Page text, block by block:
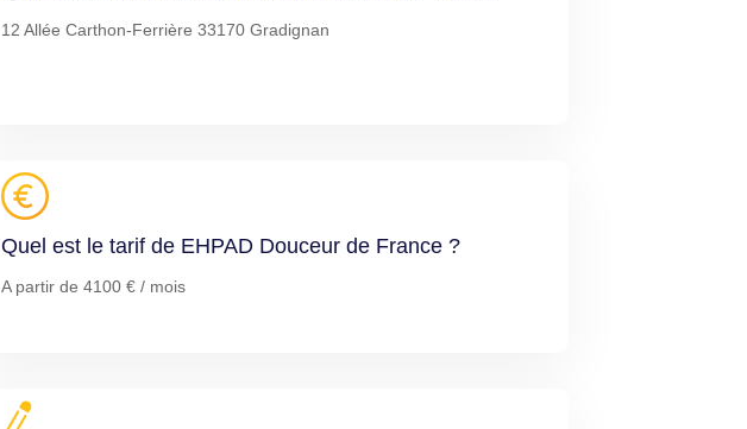
12 Allée Carthon-Ferrière 33170 Gradignan
Quel est le tarif de EHPAD Douceur de France ?
A partir de 4100 € / mois